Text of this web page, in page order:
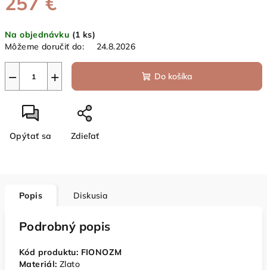
cena:
Na objednávku (1 ks)
Môžeme doručiť do:
24.8.2026
+
− Do košíka
Opýtať sa Zdieľať
Popis Diskusia
Podrobný popis
Kód produktu: FIONOZM
Materiál: Zlato